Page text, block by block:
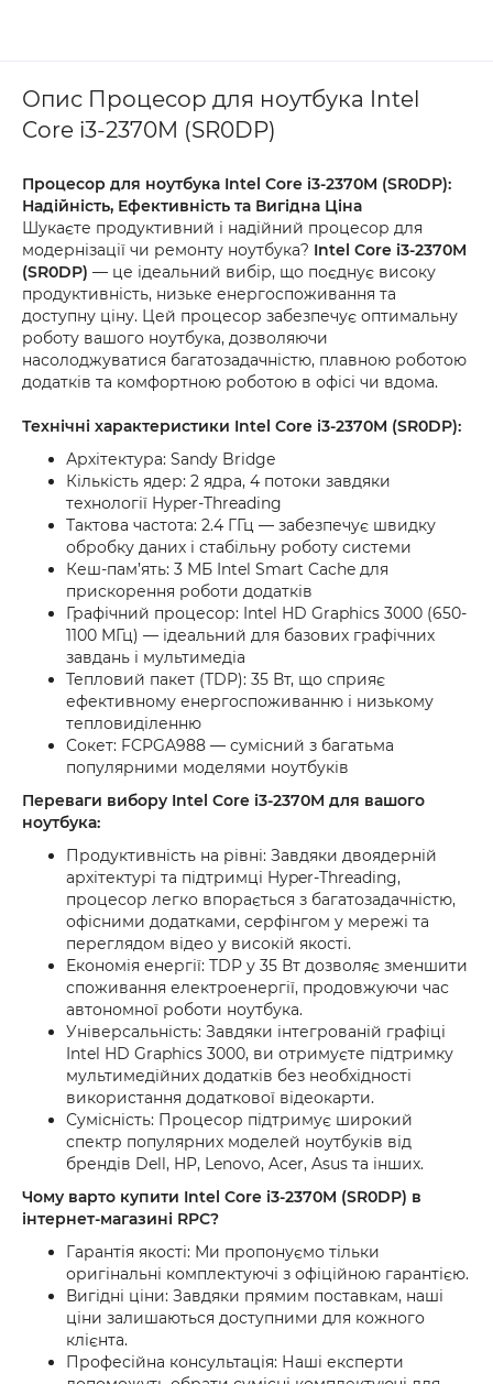
Опис Процесор для ноутбука Intel
Core i3-2370M (SR0DP)
Процесор для ноутбука Intel Core i3-2370M (SR0DP):
Надійність, Ефективність та Вигідна Ціна
Шукаєте продуктивний і надійний процесор для
модернізації чи ремонту ноутбука? Intel Core i3-2370M
(SR0DP) — це ідеальний вибір, що поєднує високу
продуктивність, низьке енергоспоживання та
доступну ціну. Цей процесор забезпечує оптимальну
роботу вашого ноутбука, дозволяючи
насолоджуватися багатозадачністю, плавною роботою
додатків та комфортною роботою в офісі чи вдома.
Технічні характеристики Intel Core i3-2370M (SR0DP):
Архітектура: Sandy Bridge
Кількість ядер: 2 ядра, 4 потоки завдяки
технології Hyper-Threading
Тактова частота: 2.4 ГГц — забезпечує швидку
обробку даних і стабільну роботу системи
Кеш-пам’ять: 3 МБ Intel Smart Cache для
прискорення роботи додатків
Графічний процесор: Intel HD Graphics 3000 (650-
1100 МГц) — ідеальний для базових графічних
завдань і мультимедіа
Тепловий пакет (TDP): 35 Вт, що сприяє
ефективному енергоспоживанню і низькому
тепловиділенню
Сокет: FCPGA988 — сумісний з багатьма
популярними моделями ноутбуків
Переваги вибору Intel Core i3-2370M для вашого
ноутбука:
Продуктивність на рівні: Завдяки двоядерній
архітектурі та підтримці Hyper-Threading,
процесор легко впорається з багатозадачністю,
офісними додатками, серфінгом у мережі та
переглядом відео у високій якості.
Економія енергії: TDP у 35 Вт дозволяє зменшити
споживання електроенергії, продовжуючи час
автономної роботи ноутбука.
Універсальність: Завдяки інтегрованій графіці
Intel HD Graphics 3000, ви отримуєте підтримку
мультимедійних додатків без необхідності
використання додаткової відеокарти.
Сумісність: Процесор підтримує широкий
спектр популярних моделей ноутбуків від
брендів Dell, HP, Lenovo, Acer, Asus та інших.
Чому варто купити Intel Core i3-2370M (SR0DP) в
інтернет-магазині RPC?
Гарантія якості: Ми пропонуємо тільки
оригінальні комплектуючі з офіційною гарантією.
Вигідні ціни: Завдяки прямим поставкам, наші
ціни залишаються доступними для кожного
клієнта.
Професійна консультація: Наші експерти